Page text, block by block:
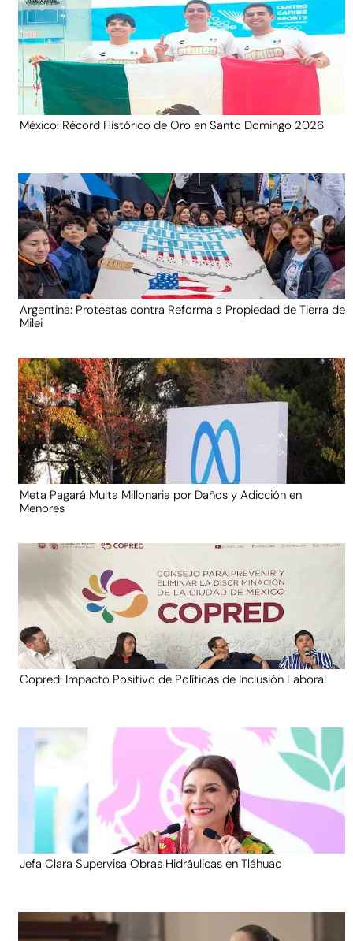
México: Récord Histórico de Oro en Santo Domingo 2026
Argentina: Protestas contra Reforma a Propiedad de Tierra de
Milei
Meta Pagará Multa Millonaria por Daños y Adicción en
Menores
Copred: Impacto Positivo de Políticas de Inclusión Laboral
Jefa Clara Supervisa Obras Hidráulicas en Tláhuac